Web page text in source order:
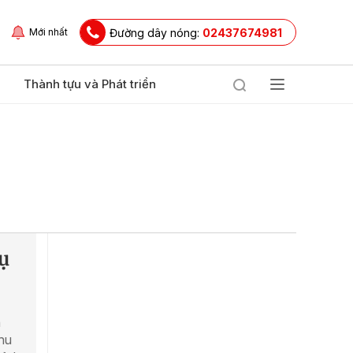
Mới nhất Đường dây nóng: 02437674981
Thành tựu và Phát triển